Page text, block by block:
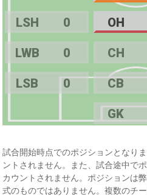
LSH 0 OH
LWB 0 CH
LSB 0 CB
GK
試合開始時点でのポジションとなり
ントされません。また、試合途中で
カウントされません。ポジションは
式のものではありません。複数のチ